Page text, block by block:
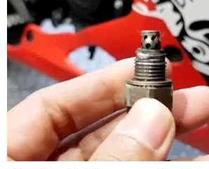
Jelajah Petualangan Tanpa
Yamalube Power XP Matic resmi
Core 125cc dengan
Yamaha Indonesia Rilis Warna Baru
Eye Catchy & Kece Abis
Sudah pakai diskbrake belakang !